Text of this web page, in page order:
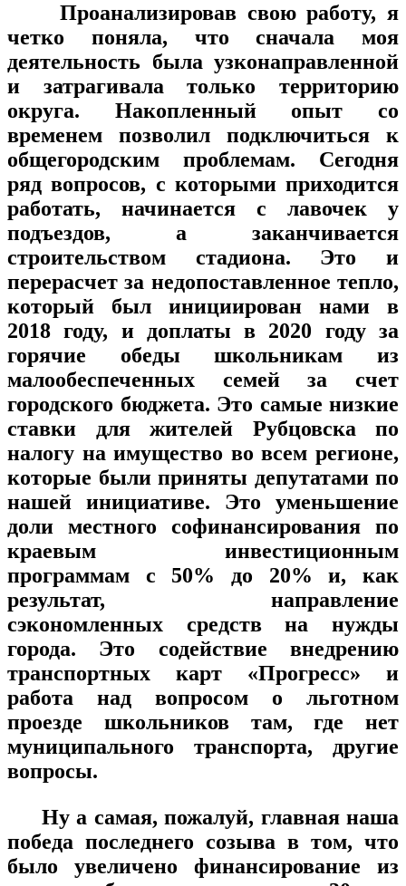
Проанализировав свою работу, я
четко поняла, что сначала моя
деятельность была узконаправленной
и затрагивала только территорию
округа. Накопленный опыт со
временем позволил подключиться к
общегородским проблемам. Сегодня
ряд вопросов, с которыми приходится
работать, начинается с лавочек у
подъездов, а заканчивается
строительством стадиона. Это и
перерасчет за недопоставленное тепло,
который был инициирован нами в
2018 году, и доплаты в 2020 году за
горячие обеды школьникам из
малообеспеченных семей за счет
городского бюджета. Это самые низкие
ставки для жителей Рубцовска по
налогу на имущество во всем регионе,
которые были приняты депутатами по
нашей инициативе. Это уменьшение
доли местного софинансирования по
краевым инвестиционным
программам с 50% до 20% и, как
результат, направление
сэкономленных средств на нужды
города. Это содействие внедрению
транспортных карт «Прогресс» и
работа над вопросом о льготном
проезде школьников там, где нет
муниципального транспорта, другие
вопросы.
Ну а самая, пожалуй, главная наша
победа последнего созыва в том, что
было увеличено финансирование из